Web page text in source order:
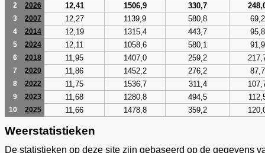
2 2026 12,41 1506,9 330,7
3 2007 12,27 1139,9 580,8 69,2
4 2014 12,19 1315,4 443,7 95,8
5 2024 12,11 1058,6 580,1 91,9
6 2018 11,95 1407,0 259,2
7 2020 11,86 1452,2 276,2 87,7
8 2022 11,75 1536,7 311,4
9 2023 11,68 1280,8 494,5
10 2025 11,66 1478,8 359,2
Weerstatistieken
De statistieken op deze site zijn gebaseerd op de gegevens